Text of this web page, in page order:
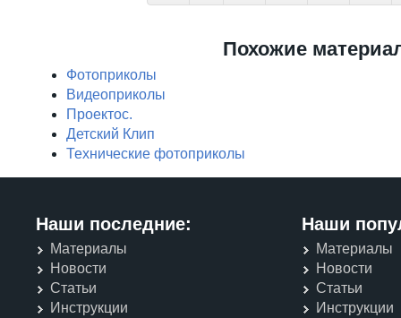
Похожие
Фотоприколы
Видеоприколы
Проектос.
Детский Клип
Технические фотоприколы
Наши последние:
Материалы
Новости
Статьи
Инструкции
Наши
Материалы
Новости
Статьи
Инструкции